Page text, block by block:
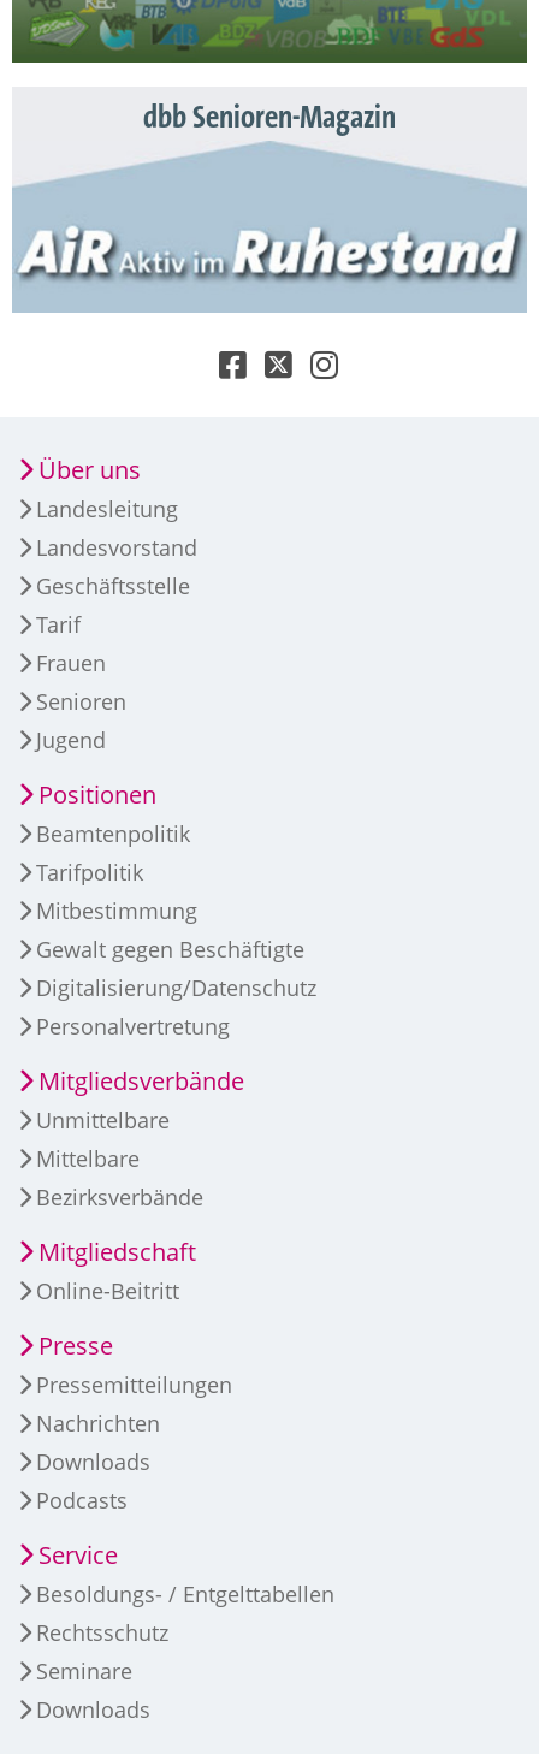
dbb Senioren-Magazin
Über uns
Landesleitung
Landesvorstand
Geschäftsstelle
Tarif
Frauen
Senioren
Jugend
Positionen
Beamtenpolitik
Tarifpolitik
Mitbestimmung
Gewalt gegen Beschäftigte
Digitalisierung/Datenschutz
Personalvertretung
Mitgliedsverbände
Unmittelbare
Mittelbare
Bezirksverbände
Mitgliedschaft
Online-Beitritt
Presse
Pressemitteilungen
Nachrichten
Downloads
Podcasts
Service
Besoldungs- / Entgelttabellen
Rechtsschutz
Seminare
Downloads